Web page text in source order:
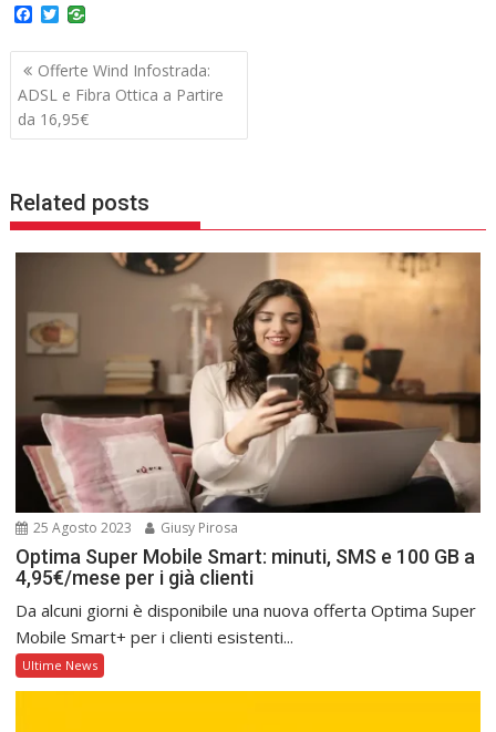
F
c
e
b
o
o
k
T
i
t
e
r
Navigazione
articoli
Offerte Wind Infostrada:
ADSL e Fibra Ottica a Partire
da 16,95€
Related posts
25 Agosto 2023 Giusy Pirosa
Optima Super Mobile Smart: minuti, SMS e 100 GB a
4,95€/mese per i già clienti
Da alcuni giorni è disponibile una nuova offerta Optima Super
Mobile Smart+ per i clienti esistenti...
Ultime News